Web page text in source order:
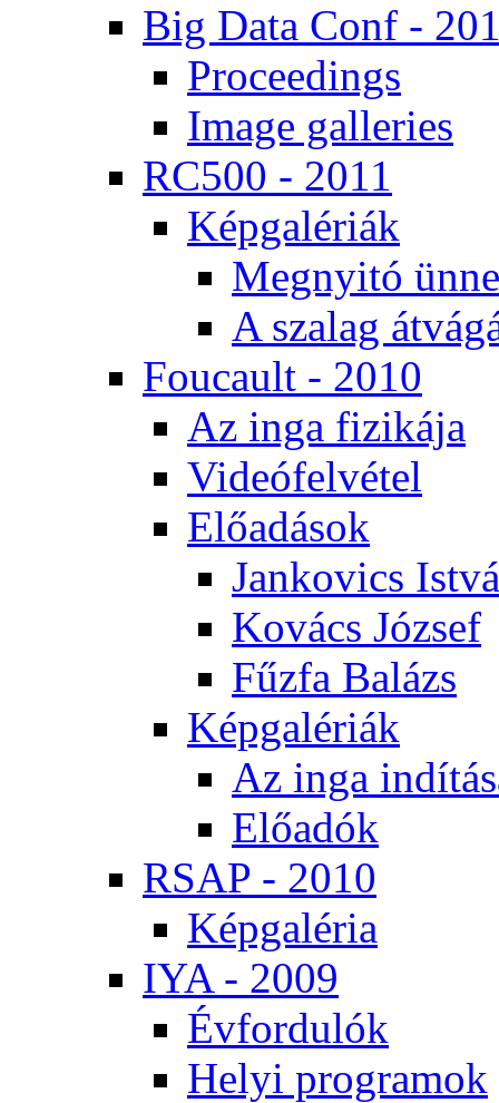
Big Da­ta Conf -
Pro­ce­e­dings
Image gal­le­ri­es
RC500 - 2011
Kép­ga­lé­ri­ák
Meg­nyi­tó
A sza­lag
Fo­u­ca­ult - 2010
Az in­ga fi­zi­ká­ja
Vi­de­ó­fel­vé­tel
Elő­adá­sok
Jan­ko­vics
Ko­vács Jó­zsef
Fűz­fa Ba­lázs
Kép­ga­lé­ri­ák
Az in­ga
Elő­adók
RSAP - 2010
Kép­ga­lé­ria
IYA - 2009
Év­for­du­lók
He­lyi prog­ra­mok